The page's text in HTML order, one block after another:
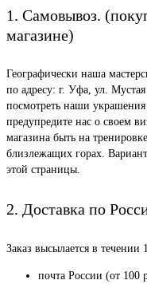
1. Самовывоз.
магазине)
Географически наша
по адресу: г. Уфа, ул.
посмотреть наши
предупредите нас о своем
магазина быть на
близлежащих горах.
этой страницы.
2. Доставка по
Заказ высылается в течении
почта России (от 100